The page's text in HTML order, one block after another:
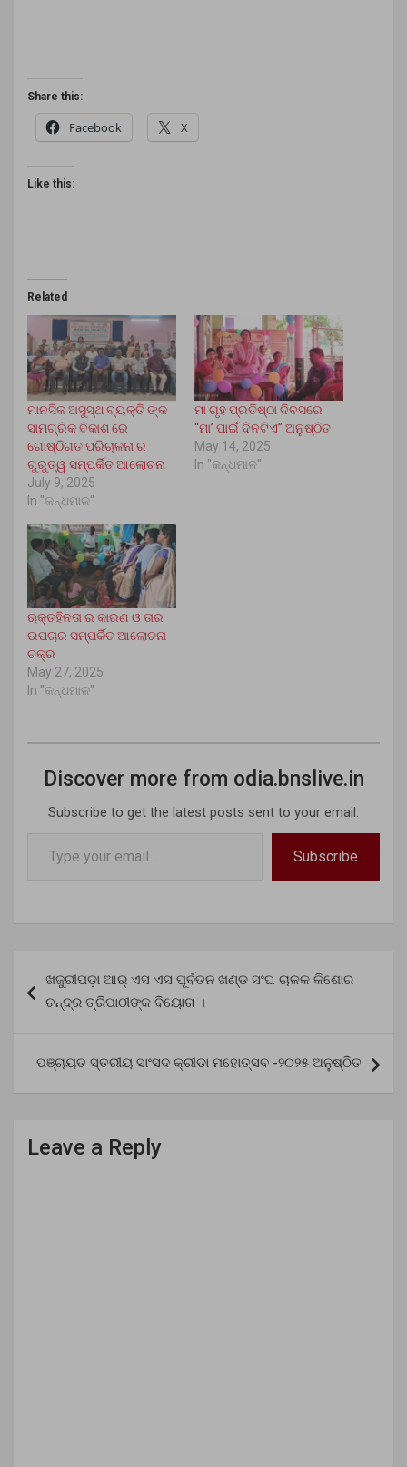
Share this:
Facebook X
Like this:
Related
ମାନସିକ ଅସୁସ୍ଥ ବ୍ୟକ୍ତି ଙ୍କ
ସାମଗ୍ରିକ ବିକାଶ ରେ
ଗୋଷ୍ଠିଗତ ପରିଚାଳନା ର
ଗୁରୁତ୍ୱ ସମ୍ପର୍କିତ ଆଲୋଚନା
July 9, 2025
In "କନ୍ଧମାଳ"
ମା ଗୃହ ପ୍ରତିଷ୍ଠା ଦିବସରେ
“ମା’ ପାଇଁ ଦିନଟିଏ” ଅନୁଷ୍ଠିତ
May 14, 2025
In "କନ୍ଧମାଳ"
ଋକ୍ତହିନତା ର କାରଣ ଓ ତାର
ଉପଚାର ସମ୍ପର୍କିତ ଆଲୋଚନା
ଚକ୍ର
May 27, 2025
In "କନ୍ଧମାଳ"
Discover more from odia.bnslive.in
Subscribe to get the latest posts sent to your email.
Subscribe
navigation
ଖଜୁରୀପଡ଼ା ଆର୍ ଏସ ଏସ ପୂର୍ବତନ ଖଣ୍ଡ ସଂଘ ଚାଳକ କିଶୋର
ଚନ୍ଦ୍ର ତ୍ରିପାଠୀଙ୍କ ବିୟୋଗ ।
ପଞ୍ଚାୟତ ସ୍ତରୀୟ ସାଂସଦ କ୍ରୀଡା ମହୋତ୍ସବ -୨୦୨୫ ଅନୁଷ୍ଠିତ
Leave a Reply